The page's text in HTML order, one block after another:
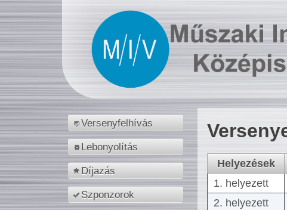
Versenyfelhívás
Lebonyolítás
Díjazás
Szponzorok
Helyezések
1. helyezett
2. helyezett